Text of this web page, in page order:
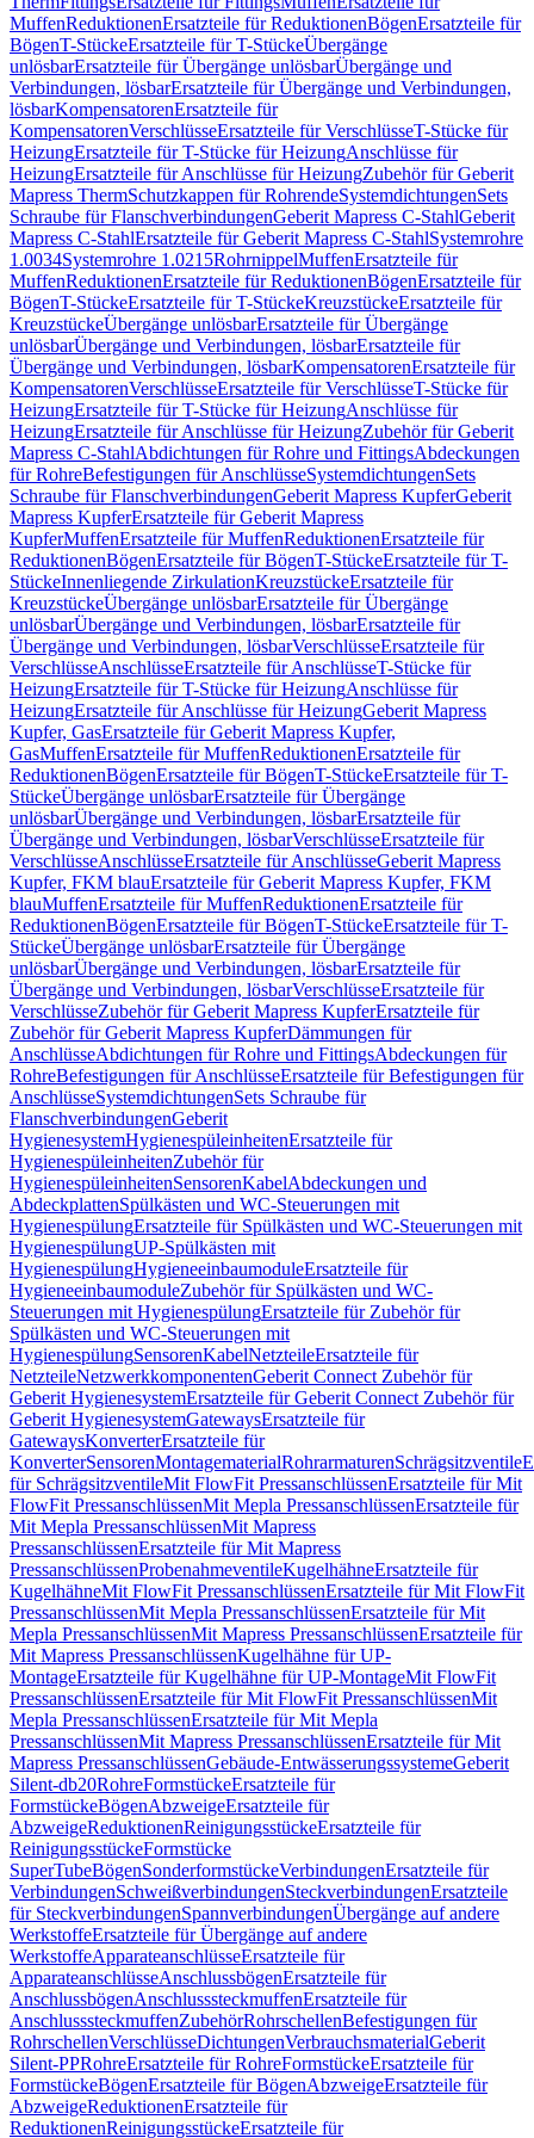
MuffenReduktionenErsatzteile für ReduktionenBögenErsatzteile für
BögenT-StückeErsatzteile für T-StückeÜbergänge
unlösbarErsatzteile für Übergänge unlösbarÜbergänge und
Verbindungen, lösbarErsatzteile für Übergänge und Verbindungen,
lösbarKompensatorenErsatzteile für
KompensatorenVerschlüsseErsatzteile für VerschlüsseT-Stücke für
HeizungErsatzteile für T-Stücke für HeizungAnschlüsse für
HeizungErsatzteile für Anschlüsse für HeizungZubehör für Geberit
Mapress ThermSchutzkappen für RohrendeSystemdichtungenSets
Schraube für FlanschverbindungenGeberit Mapress C-StahlGeberit
Mapress C-StahlErsatzteile für Geberit Mapress C-StahlSystemrohre
1.0034Systemrohre 1.0215RohrnippelMuffenErsatzteile für
MuffenReduktionenErsatzteile für ReduktionenBögenErsatzteile für
BögenT-StückeErsatzteile für T-StückeKreuzstückeErsatzteile für
KreuzstückeÜbergänge unlösbarErsatzteile für Übergänge
unlösbarÜbergänge und Verbindungen, lösbarErsatzteile für
Übergänge und Verbindungen, lösbarKompensatorenErsatzteile für
KompensatorenVerschlüsseErsatzteile für VerschlüsseT-Stücke für
HeizungErsatzteile für T-Stücke für HeizungAnschlüsse für
HeizungErsatzteile für Anschlüsse für HeizungZubehör für Geberit
Mapress C-StahlAbdichtungen für Rohre und FittingsAbdeckungen
für RohreBefestigungen für AnschlüsseSystemdichtungenSets
Schraube für FlanschverbindungenGeberit Mapress KupferGeberit
Mapress KupferErsatzteile für Geberit Mapress
KupferMuffenErsatzteile für MuffenReduktionenErsatzteile für
ReduktionenBögenErsatzteile für BögenT-StückeErsatzteile für T-
StückeInnenliegende ZirkulationKreuzstückeErsatzteile für
KreuzstückeÜbergänge unlösbarErsatzteile für Übergänge
unlösbarÜbergänge und Verbindungen, lösbarErsatzteile für
Übergänge und Verbindungen, lösbarVerschlüsseErsatzteile für
VerschlüsseAnschlüsseErsatzteile für AnschlüsseT-Stücke für
HeizungErsatzteile für T-Stücke für HeizungAnschlüsse für
HeizungErsatzteile für Anschlüsse für HeizungGeberit Mapress
Kupfer, GasErsatzteile für Geberit Mapress Kupfer,
GasMuffenErsatzteile für MuffenReduktionenErsatzteile für
ReduktionenBögenErsatzteile für BögenT-StückeErsatzteile für T-
StückeÜbergänge unlösbarErsatzteile für Übergänge
unlösbarÜbergänge und Verbindungen, lösbarErsatzteile für
Übergänge und Verbindungen, lösbarVerschlüsseErsatzteile für
VerschlüsseAnschlüsseErsatzteile für AnschlüsseGeberit Mapress
Kupfer, FKM blauErsatzteile für Geberit Mapress Kupfer, FKM
blauMuffenErsatzteile für MuffenReduktionenErsatzteile für
ReduktionenBögenErsatzteile für BögenT-StückeErsatzteile für T-
StückeÜbergänge unlösbarErsatzteile für Übergänge
unlösbarÜbergänge und Verbindungen, lösbarErsatzteile für
Übergänge und Verbindungen, lösbarVerschlüsseErsatzteile für
VerschlüsseZubehör für Geberit Mapress KupferErsatzteile für
Zubehör für Geberit Mapress KupferDämmungen für
AnschlüsseAbdichtungen für Rohre und FittingsAbdeckungen für
RohreBefestigungen für AnschlüsseErsatzteile für Befestigungen für
AnschlüsseSystemdichtungenSets Schraube für
FlanschverbindungenGeberit
HygienesystemHygienespüleinheitenErsatzteile für
HygienespüleinheitenZubehör für
HygienespüleinheitenSensorenKabelAbdeckungen und
AbdeckplattenSpülkästen und WC-Steuerungen mit
HygienespülungErsatzteile für Spülkästen und WC-Steuerungen mit
HygienespülungUP-Spülkästen mit
HygienespülungHygieneeinbaumoduleErsatzteile für
HygieneeinbaumoduleZubehör für Spülkästen und WC-
Steuerungen mit HygienespülungErsatzteile für Zubehör für
Spülkästen und WC-Steuerungen mit
HygienespülungSensorenKabelNetzteileErsatzteile für
NetzteileNetzwerkkomponentenGeberit Connect Zubehör für
Geberit HygienesystemErsatzteile für Geberit Connect Zubehör für
Geberit HygienesystemGatewaysErsatzteile für
GatewaysKonverterErsatzteile für
KonverterSensorenMontagematerialRohrarmaturenSchrägsitzventile
für SchrägsitzventileMit FlowFit PressanschlüssenErsatzteile für Mit
FlowFit PressanschlüssenMit Mepla PressanschlüssenErsatzteile für
Mit Mepla PressanschlüssenMit Mapress
PressanschlüssenErsatzteile für Mit Mapress
PressanschlüssenProbenahmeventileKugelhähneErsatzteile für
KugelhähneMit FlowFit PressanschlüssenErsatzteile für Mit FlowFit
PressanschlüssenMit Mepla PressanschlüssenErsatzteile für Mit
Mepla PressanschlüssenMit Mapress PressanschlüssenErsatzteile für
Mit Mapress PressanschlüssenKugelhähne für UP-
MontageErsatzteile für Kugelhähne für UP-MontageMit FlowFit
PressanschlüssenErsatzteile für Mit FlowFit PressanschlüssenMit
Mepla PressanschlüssenErsatzteile für Mit Mepla
PressanschlüssenMit Mapress PressanschlüssenErsatzteile für Mit
Mapress PressanschlüssenGebäude-EntwässerungssystemeGeberit
Silent-db20RohreFormstückeErsatzteile für
FormstückeBögenAbzweigeErsatzteile für
AbzweigeReduktionenReinigungsstückeErsatzteile für
ReinigungsstückeFormstücke
SuperTubeBögenSonderformstückeVerbindungenErsatzteile für
VerbindungenSchweißverbindungenSteckverbindungenErsatzteile
für SteckverbindungenSpannverbindungenÜbergänge auf andere
WerkstoffeErsatzteile für Übergänge auf andere
WerkstoffeApparateanschlüsseErsatzteile für
ApparateanschlüsseAnschlussbögenErsatzteile für
AnschlussbögenAnschlusssteckmuffenErsatzteile für
AnschlusssteckmuffenZubehörRohrschellenBefestigungen für
RohrschellenVerschlüsseDichtungenVerbrauchsmaterialGeberit
Silent-PPRohreErsatzteile für RohreFormstückeErsatzteile für
FormstückeBögenErsatzteile für BögenAbzweigeErsatzteile für
AbzweigeReduktionenErsatzteile für
ReduktionenReinigungsstückeErsatzteile für